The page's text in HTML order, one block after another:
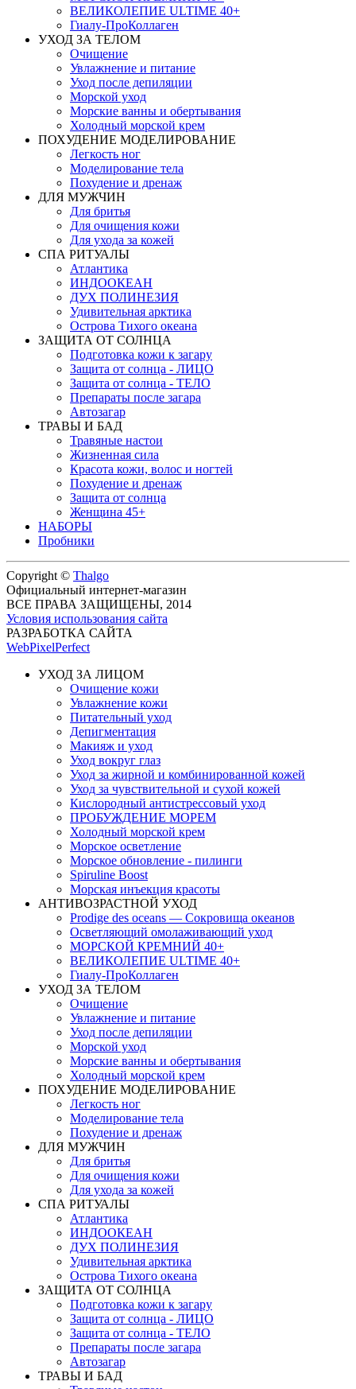
ВЕЛИКОЛЕПИЕ ULTIME 40+
Гиалу-ПроКоллаген
УХОД ЗА ТЕЛОМ
Очищение
Увлажнение и питание
Уход после депиляции
Морской уход
Морские ванны и обертывания
Холодный морской крем
ПОХУДЕНИЕ МОДЕЛИРОВАНИЕ
Легкость ног
Моделирование тела
Похудение и дренаж
ДЛЯ МУЖЧИН
Для бритья
Для очищения кожи
Для ухода за кожей
СПА РИТУАЛЫ
Атлантика
ИНДООКЕАН
ДУХ ПОЛИНЕЗИЯ
Удивительная арктика
Острова Тихого океана
ЗАЩИТА ОТ СОЛНЦА
Подготовка кожи к загару
Защита от солнца - ЛИЦО
Защита от солнца - ТЕЛО
Препараты после загара
Автозагар
ТРАВЫ И БАД
Травяные настои
Жизненная сила
Красота кожи, волос и ногтей
Похудение и дренаж
Защита от солнца
Женщина 45+
НАБОРЫ
Пробники
Copyright © Thalgo
Официальный интернет-магазин
ВСЕ ПРАВА ЗАЩИЩЕНЫ, 2014
Условия использования сайта
РАЗРАБОТКА САЙТА
WebPixelPerfect
УХОД ЗА ЛИЦОМ
Очищение кожи
Увлажнение кожи
Питательный уход
Депигментация
Макияж и уход
Уход вокруг глаз
Уход за жирной и комбинированной кожей
Уход за чувствительной и сухой кожей
Кислородный антистрессовый уход
ПРОБУЖДЕНИЕ МОРЕМ
Холодный морской крем
Морское осветление
Морское обновление - пилинги
Spiruline Boost
Морская инъекция красоты
АНТИВОЗРАСТНОЙ УХОД
Prodige des oceans — Сокровища океанов
Осветляющий омолаживающий уход
МОРСКОЙ КРЕМНИЙ 40+
ВЕЛИКОЛЕПИЕ ULTIME 40+
Гиалу-ПроКоллаген
УХОД ЗА ТЕЛОМ
Очищение
Увлажнение и питание
Уход после депиляции
Морской уход
Морские ванны и обертывания
Холодный морской крем
ПОХУДЕНИЕ МОДЕЛИРОВАНИЕ
Легкость ног
Моделирование тела
Похудение и дренаж
ДЛЯ МУЖЧИН
Для бритья
Для очищения кожи
Для ухода за кожей
СПА РИТУАЛЫ
Атлантика
ИНДООКЕАН
ДУХ ПОЛИНЕЗИЯ
Удивительная арктика
Острова Тихого океана
ЗАЩИТА ОТ СОЛНЦА
Подготовка кожи к загару
Защита от солнца - ЛИЦО
Защита от солнца - ТЕЛО
Препараты после загара
Автозагар
ТРАВЫ И БАД